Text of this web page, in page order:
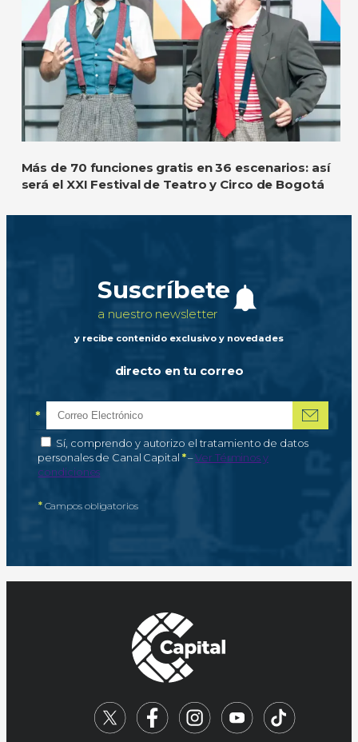
Más de 70 funciones gratis en 36 escenarios: así
será el XXI Festival de Teatro y Circo de Bogotá
Suscríbete
a nuestro newsletter
y recibe contenido exclusivo y novedades
directo en tu correo
Correo electrónico
*Campo obligatorio
Autorización de tratamiento de datos personales
Sí, comprendo y autorizo el tratamiento de datos
personales de Canal Capital *–Campo obligatorio
Ver Términos y
condiciones
*Campos obligatorios